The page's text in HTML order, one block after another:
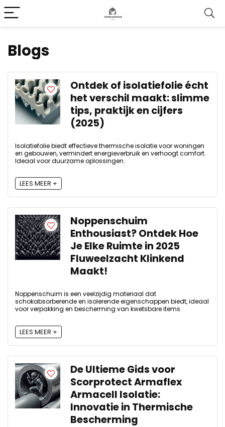
Blogs
Ontdek of isolatiefolie écht
het verschil maakt: slimme
tips, praktijk en cijfers
(2025)
Isolatiefolie biedt effectieve thermische isolatie voor woningen
en gebouwen, vermindert energieverbruik en verhoogt comfort.
Ideaal voor duurzame oplossingen.
LEES MEER +
Noppenschuim
Enthousiast? Ontdek Hoe
Je Elke Ruimte in 2025
Fluweelzacht Klinkend
Maakt!
Noppenschuim is een veelzijdig materiaal dat
schokabsorberende en isolerende eigenschappen biedt, ideaal
voor verpakking en bescherming van kwetsbare items.
LEES MEER +
De Ultieme Gids voor
Scorprotect Armaflex
Armacell Isolatie:
Innovatie in Thermische
Bescherming